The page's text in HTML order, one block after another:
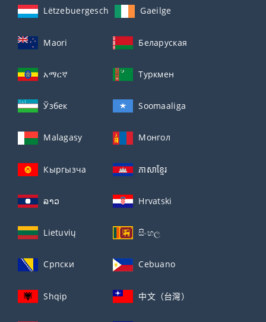
Lëtzebuergesch Gaeilge
Maori Беларуская
አማርኛ Туркмен
Ўзбек Soomaaliga
Malagasy Монгол
Кыргызча ភាសាខ្មែរ
ລາວ Hrvatski
Lietuvių සිංහල
Српски Cebuano
Shqip 中文（台灣）